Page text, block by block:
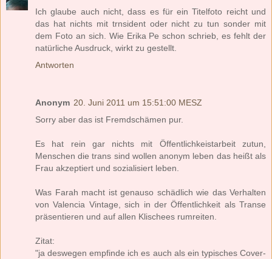
Ich glaube auch nicht, dass es für ein Titelfoto reicht und
das hat nichts mit trnsident oder nicht zu tun sonder mit
dem Foto an sich. Wie Erika Pe schon schrieb, es fehlt der
natürliche Ausdruck, wirkt zu gestellt.
Antworten
Anonym 20. Juni 2011 um 15:51:00 MESZ
Sorry aber das ist Fremdschämen pur.
Es hat rein gar nichts mit Öffentlichkeistarbeit zutun,
Menschen die trans sind wollen anonym leben das heißt als
Frau akzeptiert und sozialisiert leben.
Was Farah macht ist genauso schädlich wie das Verhalten
von Valencia Vintage, sich in der Öffentlichkeit als Transe
präsentieren und auf allen Klischees rumreiten.
Zitat:
"ja deswegen empfinde ich es auch als ein typisches Cover-